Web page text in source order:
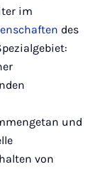
im
des
und
von